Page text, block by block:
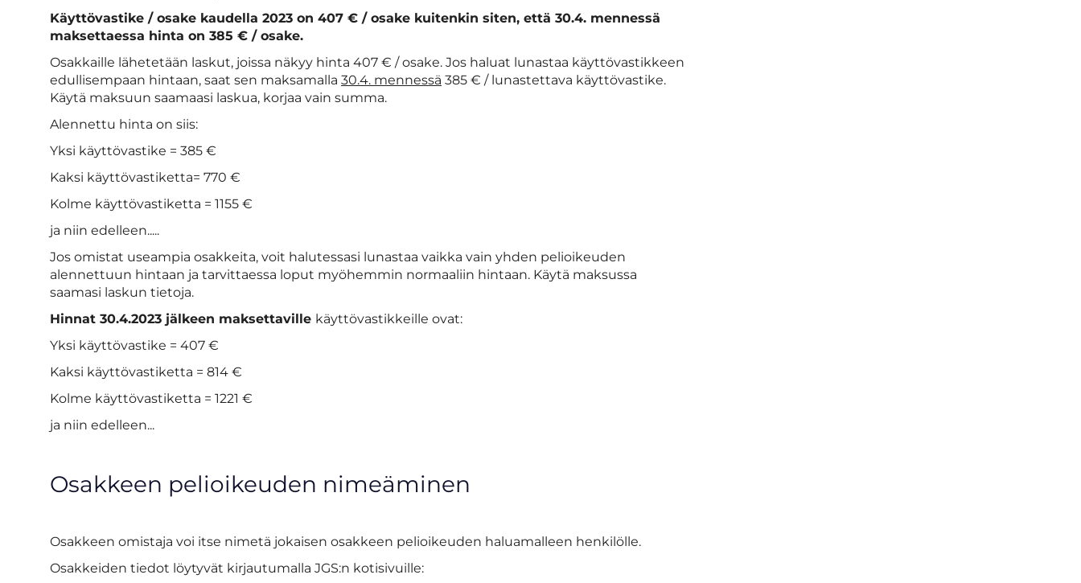
Käyttövastike / osake kaudella 2023 on 407 € / osake kuitenkin siten, että 30.4. mennessä
maksettaessa hinta on 385 € / osake.
Osakkaille lähetetään laskut, joissa näkyy hinta 407 € / osake. Jos haluat lunastaa käyttövastikkeen
edullisempaan hintaan, saat sen maksamalla 30.4. mennessä 385 € / lunastettava käyttövastike.
Käytä maksuun saamaasi laskua, korjaa vain summa.
Alennettu hinta on siis:
Yksi käyttövastike = 385 €
Kaksi käyttövastiketta= 770 €
Kolme käyttövastiketta = 1155 €
ja niin edelleen.....
Jos omistat useampia osakkeita, voit halutessasi lunastaa vaikka vain yhden pelioikeuden
alennettuun hintaan ja tarvittaessa loput myöhemmin normaaliin hintaan. Käytä maksussa
saamasi laskun tietoja.
Hinnat 30.4.2023 jälkeen maksettaville käyttövastikkeille ovat:
Yksi käyttövastike = 407 €
Kaksi käyttövastiketta = 814 €
Kolme käyttövastiketta = 1221 €
ja niin edelleen...
Osakkeen pelioikeuden nimeäminen
Osakkeen omistaja voi itse nimetä jokaisen osakkeen pelioikeuden haluamalleen henkilölle.
Osakkeiden tiedot löytyvät kirjautumalla JGS:n kotisivuille: